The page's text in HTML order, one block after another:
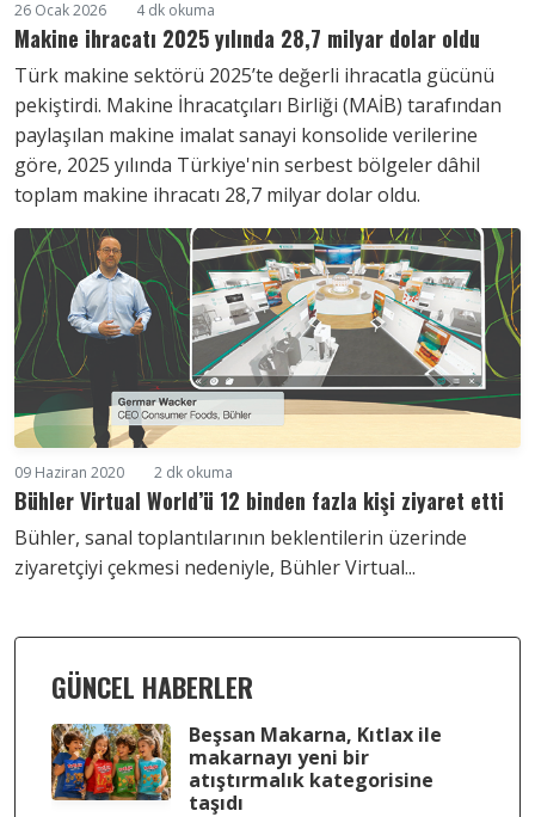
26 Ocak 2026 4 dk okuma
Makine ihracatı 2025 yılında 28,7 milyar dolar oldu
Türk makine sektörü 2025’te değerli ihracatla gücünü
pekiştirdi. Makine İhracatçıları Birliği (MAİB) tarafından
paylaşılan makine imalat sanayi konsolide verilerine
göre, 2025 yılında Türkiye'nin serbest bölgeler dâhil
toplam makine ihracatı 28,7 milyar dolar oldu.
09 Haziran 2020 2 dk okuma
Bühler Virtual World’ü 12 binden fazla kişi ziyaret etti
Bühler, sanal toplantılarının beklentilerin üzerinde
ziyaretçiyi çekmesi nedeniyle, Bühler Virtual...
GÜNCEL HABERLER
Beşsan Makarna, Kıtlax ile
makarnayı yeni bir
atıştırmalık kategorisine
taşıdı